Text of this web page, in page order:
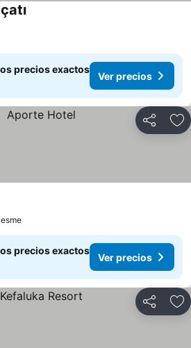
Ver precios
precios exactos
Ver precios
Compartir
precios exactos
Ver precios
Compartir